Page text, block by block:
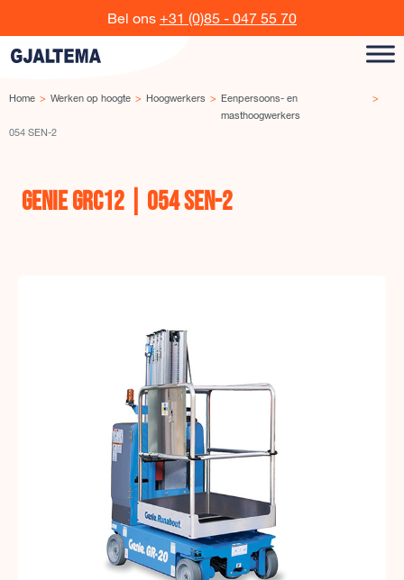
Ga naar de inhoudBel ons +31 (0)85 - 047 55 70
Home Werken op hoogte Hoogwerkers
Eenpersoons- en
masthoogwerkers
054 SEN-2
GENIE GRC12 | 054 SEN-2